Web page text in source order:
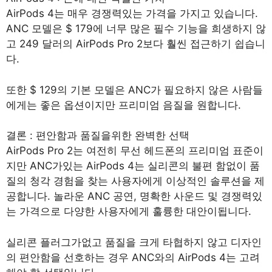
AirPods 4는 매우 경쟁력있는 가격을 가지고 있습니다.
ANC 모델은 $ 179에 너무 많은 필수 기능을 희생하지 않
고 249 달러의 AirPods Pro 2보다 훨씬 접근하기 쉽습니
다.
또한 $ 129의 기본 모델은 ANC가 필요하지 않은 사람들
에게는 좋은 옵션이지만 프리미엄 음질을 원합니다.
결론 : 편안함과 품질을위한 완벽한 선택
AirPods Pro 2는 여전히 무선 헤드폰의 프리미엄 표준이
지만 ANC가있는 AirPods 4는 실리콘의 불편 함없이 품
질의 청각 경험을 찾는 사용자에게 이상적인 솔루션을 제
공합니다. 놀라운 ANC 공연, 명확한 사운드 및 경쟁력있
는 가격으로 다양한 사용자에게 훌륭한 대안이됩니다.
실리콘 플러그가없고 품질을 크게 타협하지 않고 디자인
의 편안함을 선호하는 경우 ANC와의 AirPods 4는 고려